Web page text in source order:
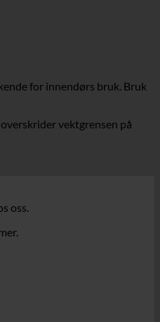
for innendørs bruk. Bruk
vektgrensen på
oss.